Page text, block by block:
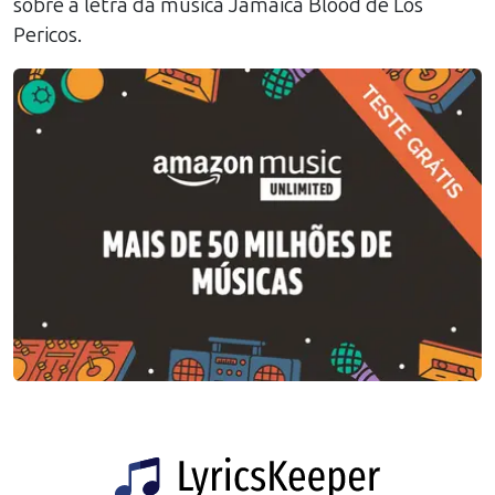
sobre a letra da música Jamaica Blood de Los
Pericos.